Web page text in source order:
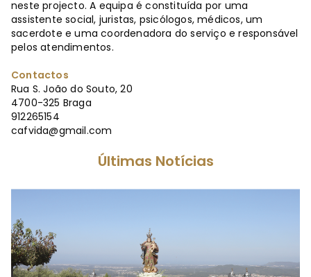
neste projecto. A equipa é constituída por uma
assistente social, juristas, psicólogos, médicos, um
sacerdote e uma coordenadora do serviço e responsável
pelos atendimentos.
Contactos
Rua S. João do Souto, 20
4700-325 Braga
912265154
cafvida@gmail.com
Últimas Notícias